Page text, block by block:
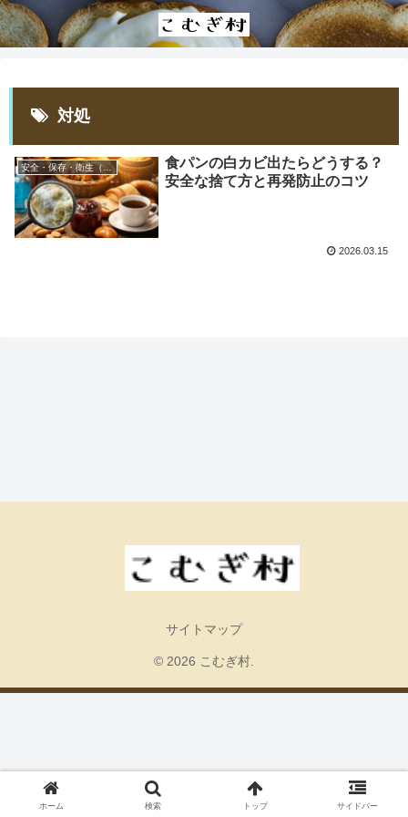
対処
安全・保存・衛生（カビ/アレルギー）
食パンの白カビ出たらどうする？
安全な捨て方と再発防止のコツ
2026.03.15
サイトマップ
© 2026 こむぎ村.
ホーム 検索 トップ サイドバー